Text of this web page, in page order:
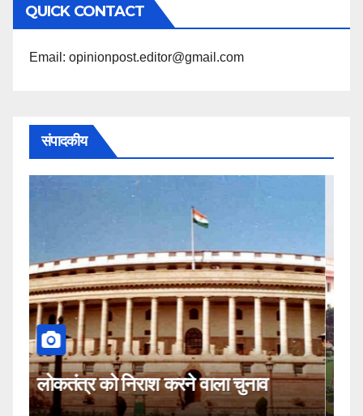
पढ़ें
QUICK CONTACT
Email: opinionpost.editor@gmail.com
संपादकीय
कहीं यह सीजेआई के खिलाफ साजिश तो
नहीं!